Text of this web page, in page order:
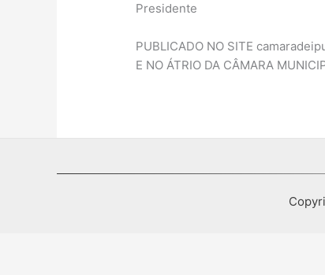
Presidente
PUBLICADO NO SITE
E NO ÁTRIO DA CÂMARA